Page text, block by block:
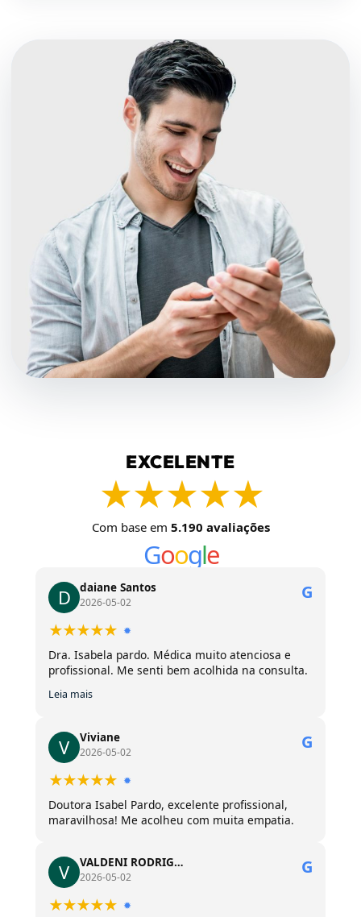
EXCELENTE
★★★★★
Com base em 5.190 avaliações
Google
D daiane Santos
2026-05-02 G
★★★★★ ✹
Dra. Isabela pardo. Médica muito atenciosa e
profissional. Me senti bem acolhida na consulta.
Leia mais
V Viviane
2026-05-02 G
★★★★★ ✹
Doutora Isabel Pardo, excelente profissional,
maravilhosa! Me acolheu com muita empatia.
V VALDENI RODRIG…
2026-05-02 G
★★★★★ ✹